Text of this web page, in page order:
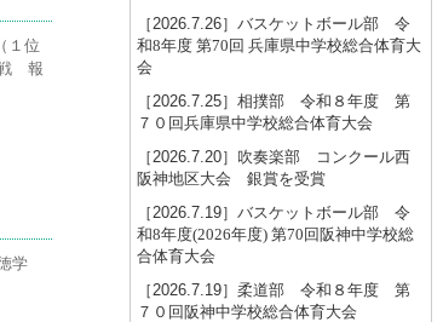
１位
戦 報
学
［2026.7.26］ バスケットボール部 令
和8年度 第70回 兵庫県中学校総合体育大
会
［2026.7.25］ 相撲部 令和８年度 第
７０回兵庫県中学校総合体育大会
［2026.7.20］ 吹奏楽部 コンクール西
阪神地区大会 銀賞を受賞
［2026.7.19］ バスケットボール部 令
和8年度(2026年度) 第70回阪神中学校総
合体育大会
［2026.7.19］ 柔道部 令和８年度 第
７０回阪神中学校総合体育大会